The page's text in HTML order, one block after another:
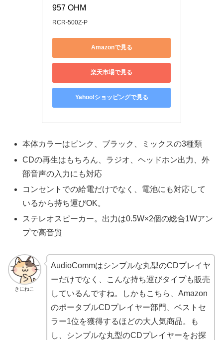
957 OHM
RCR-500Z-P
Amazonで見る
楽天市場で見る
Yahoo!ショッピングで見る
本体カラーはピンク、ブラック、ミックスの3種類
CDの再生はもちろん、ラジオ、ヘッドホン出力、外
部音声の入力にも対応
コンセントでの給電だけでなく、電池にも対応して
いるから持ち運びOK。
ステレオスピーカー。出力は0.5W×2個の総合1Wアン
プで高音質
きにねこ
AudioCommはシンプルな丸型のCDプレイヤ
ーだけでなく、こんな持ち運びタイプも販売
しているんですね。しかもこちら、Amazon
のポータブルCDプレイヤー部門、ベストセ
ラー1位を獲得するほどの大人気商品。も
し、シンプルな丸型のCDプレイヤーをお探